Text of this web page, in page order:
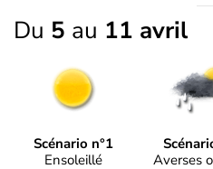
Du 5 au 11 avril
Scénario n°1
Ensoleillé
Averses